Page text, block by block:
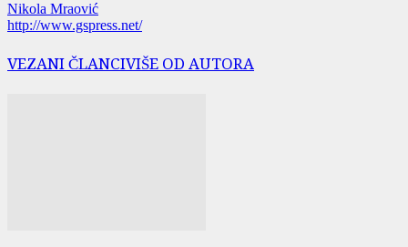
Nikola Mraović
http://www.gspress.net/
VEZANI ČLANCIVIŠE OD AUTORA